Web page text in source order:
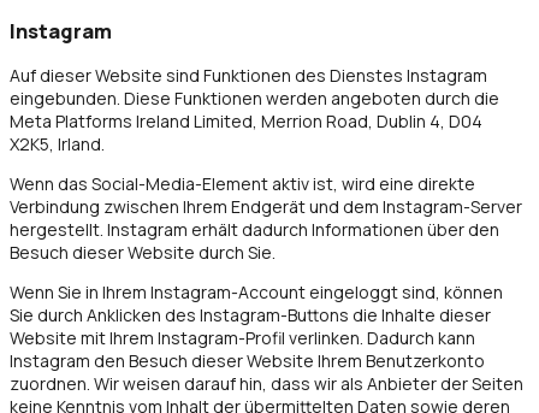
Instagram
Auf dieser Website sind Funktionen des Dienstes Instagram
eingebunden. Diese Funktionen werden angeboten durch die
Meta Platforms Ireland Limited, Merrion Road, Dublin 4, D04
X2K5, Irland.
Wenn das Social-Media-Element aktiv ist, wird eine direkte
Verbindung zwischen Ihrem Endgerät und dem Instagram-Server
hergestellt. Instagram erhält dadurch Informationen über den
Besuch dieser Website durch Sie.
Wenn Sie in Ihrem Instagram-Account eingeloggt sind, können
Sie durch Anklicken des Instagram-Buttons die Inhalte dieser
Website mit Ihrem Instagram-Profil verlinken. Dadurch kann
Instagram den Besuch dieser Website Ihrem Benutzerkonto
zuordnen. Wir weisen darauf hin, dass wir als Anbieter der Seiten
keine Kenntnis vom Inhalt der übermittelten Daten sowie deren